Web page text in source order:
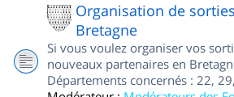
Organisation de
Bretagne
Si vous voulez organiser vos
nouveaux partenaires en
Départements concernés : 22,